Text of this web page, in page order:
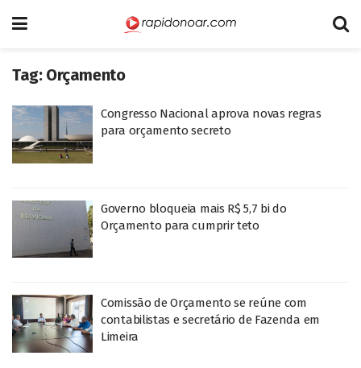
Tag: Orçamento
Congresso Nacional aprova novas regras
para orçamento secreto
Governo bloqueia mais R$ 5,7 bi do
Orçamento para cumprir teto
Comissão de Orçamento se reúne com
contabilistas e secretário de Fazenda em
Limeira